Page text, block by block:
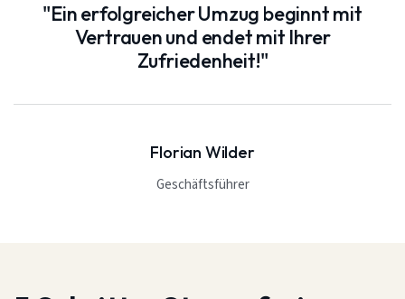
"Ein erfolgreicher Umzug beginnt mit
Vertrauen und endet mit Ihrer
Zufriedenheit!"
Florian Wilder
Geschäftsführer